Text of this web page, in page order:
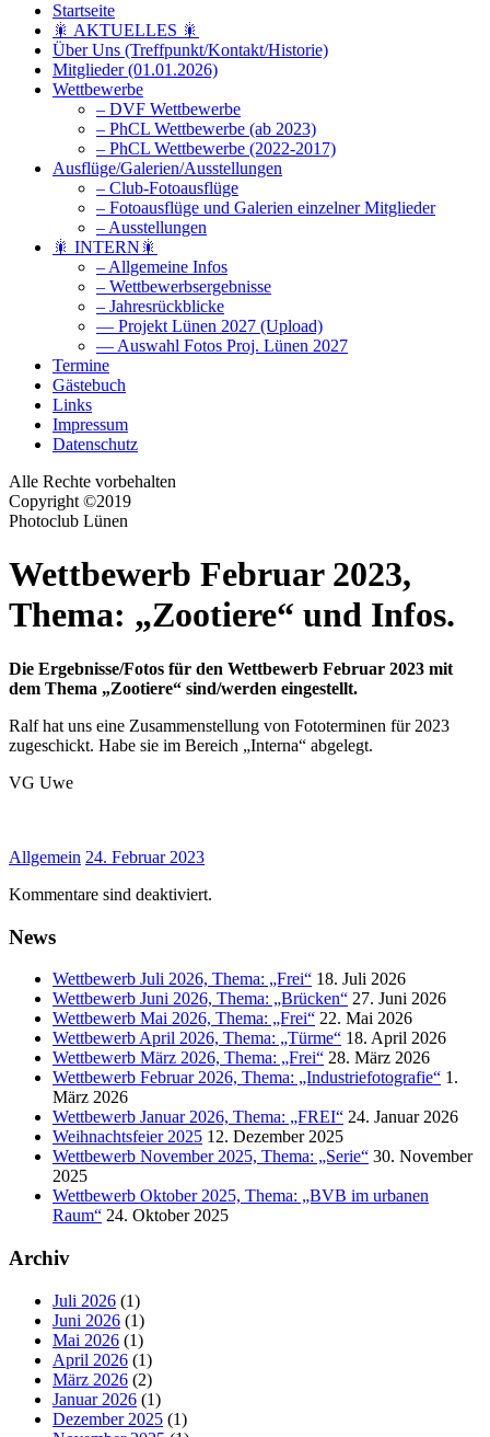
Startseite
🎇 AKTUELLES 🎇
Über Uns (Treffpunkt/Kontakt/Historie)
Mitglieder (01.01.2026)
Wettbewerbe
– DVF Wettbewerbe
– PhCL Wettbewerbe (ab 2023)
– PhCL Wettbewerbe (2022-2017)
Ausflüge/Galerien/Ausstellungen
– Club-Fotoausflüge
– Fotoausflüge und Galerien einzelner Mitglieder
– Ausstellungen
🎇 INTERN🎇
– Allgemeine Infos
– Wettbewerbsergebnisse
– Jahresrückblicke
— Projekt Lünen 2027 (Upload)
— Auswahl Fotos Proj. Lünen 2027
Termine
Gästebuch
Links
Impressum
Datenschutz
Alle Rechte vorbehalten
Copyright ©2019
Photoclub Lünen
Wettbewerb Februar 2023,
Thema: „Zootiere“ und Infos.
Die Ergebnisse/Fotos für den Wettbewerb Februar 2023 mit
dem Thema „Zootiere“ sind/werden eingestellt.
Ralf hat uns eine Zusammenstellung von Fototerminen für 2023
zugeschickt. Habe sie im Bereich „Interna“ abgelegt.
VG Uwe
Allgemein 24. Februar 2023
Kommentare sind deaktiviert.
News
Wettbewerb Juli 2026, Thema: „Frei“ 18. Juli 2026
Wettbewerb Juni 2026, Thema: „Brücken“ 27. Juni 2026
Wettbewerb Mai 2026, Thema: „Frei“ 22. Mai 2026
Wettbewerb April 2026, Thema: „Türme“ 18. April 2026
Wettbewerb März 2026, Thema: „Frei“ 28. März 2026
Wettbewerb Februar 2026, Thema: „Industriefotografie“ 1.
März 2026
Wettbewerb Januar 2026, Thema: „FREI“ 24. Januar 2026
Weihnachtsfeier 2025 12. Dezember 2025
Wettbewerb November 2025, Thema: „Serie“ 30. November
2025
Wettbewerb Oktober 2025, Thema: „BVB im urbanen
Raum“ 24. Oktober 2025
Archiv
Juli 2026 (1)
Juni 2026 (1)
Mai 2026 (1)
April 2026 (1)
März 2026 (2)
Januar 2026 (1)
Dezember 2025 (1)